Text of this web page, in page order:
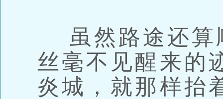
虽然路途还算
丝毫不见醒来的
炎城，就那样抬